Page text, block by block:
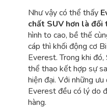
Như vậy có thể thấy
chất SUV hơn là đối
hình to cao, bề thế
cáp thì khối động cơ
Everest. Trong khi
thể thao kết hợp sự
hiện đại. Với những
Everest đều có lý do
hàng.